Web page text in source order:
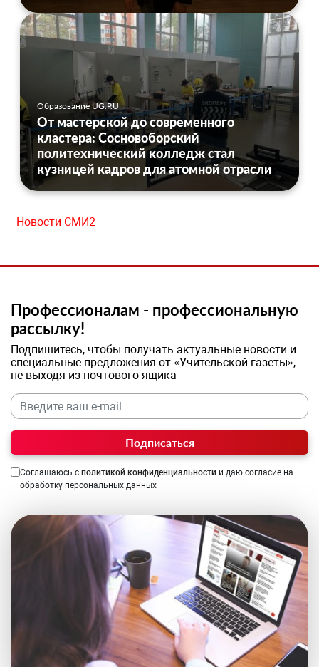
Образование UG.RU
От мастерской до современного
кластера: Сосновоборский
политехнический колледж стал
кузницей кадров для атомной отрасли
Новости СМИ2
Профессионалам - профессиональную
рассылку!
Подпишитесь, чтобы получать актуальные новости и
специальные предложения от «Учительской газеты»,
не выходя из почтового ящика
Подписаться
Соглашаюсь с политикой конфиденциальности и даю согласие на
обработку персональных данных